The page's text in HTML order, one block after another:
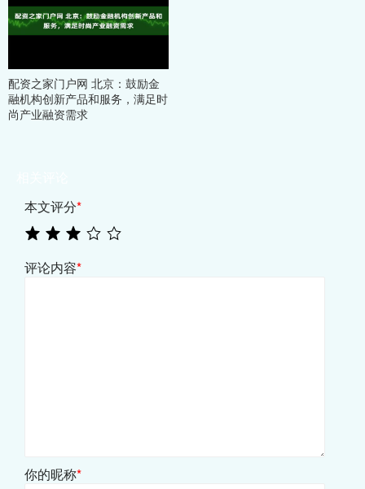
配资之家门户网 北京：鼓励金
融机构创新产品和服务，满足时
尚产业融资需求
本文评分*
评论内容*
你的昵称*